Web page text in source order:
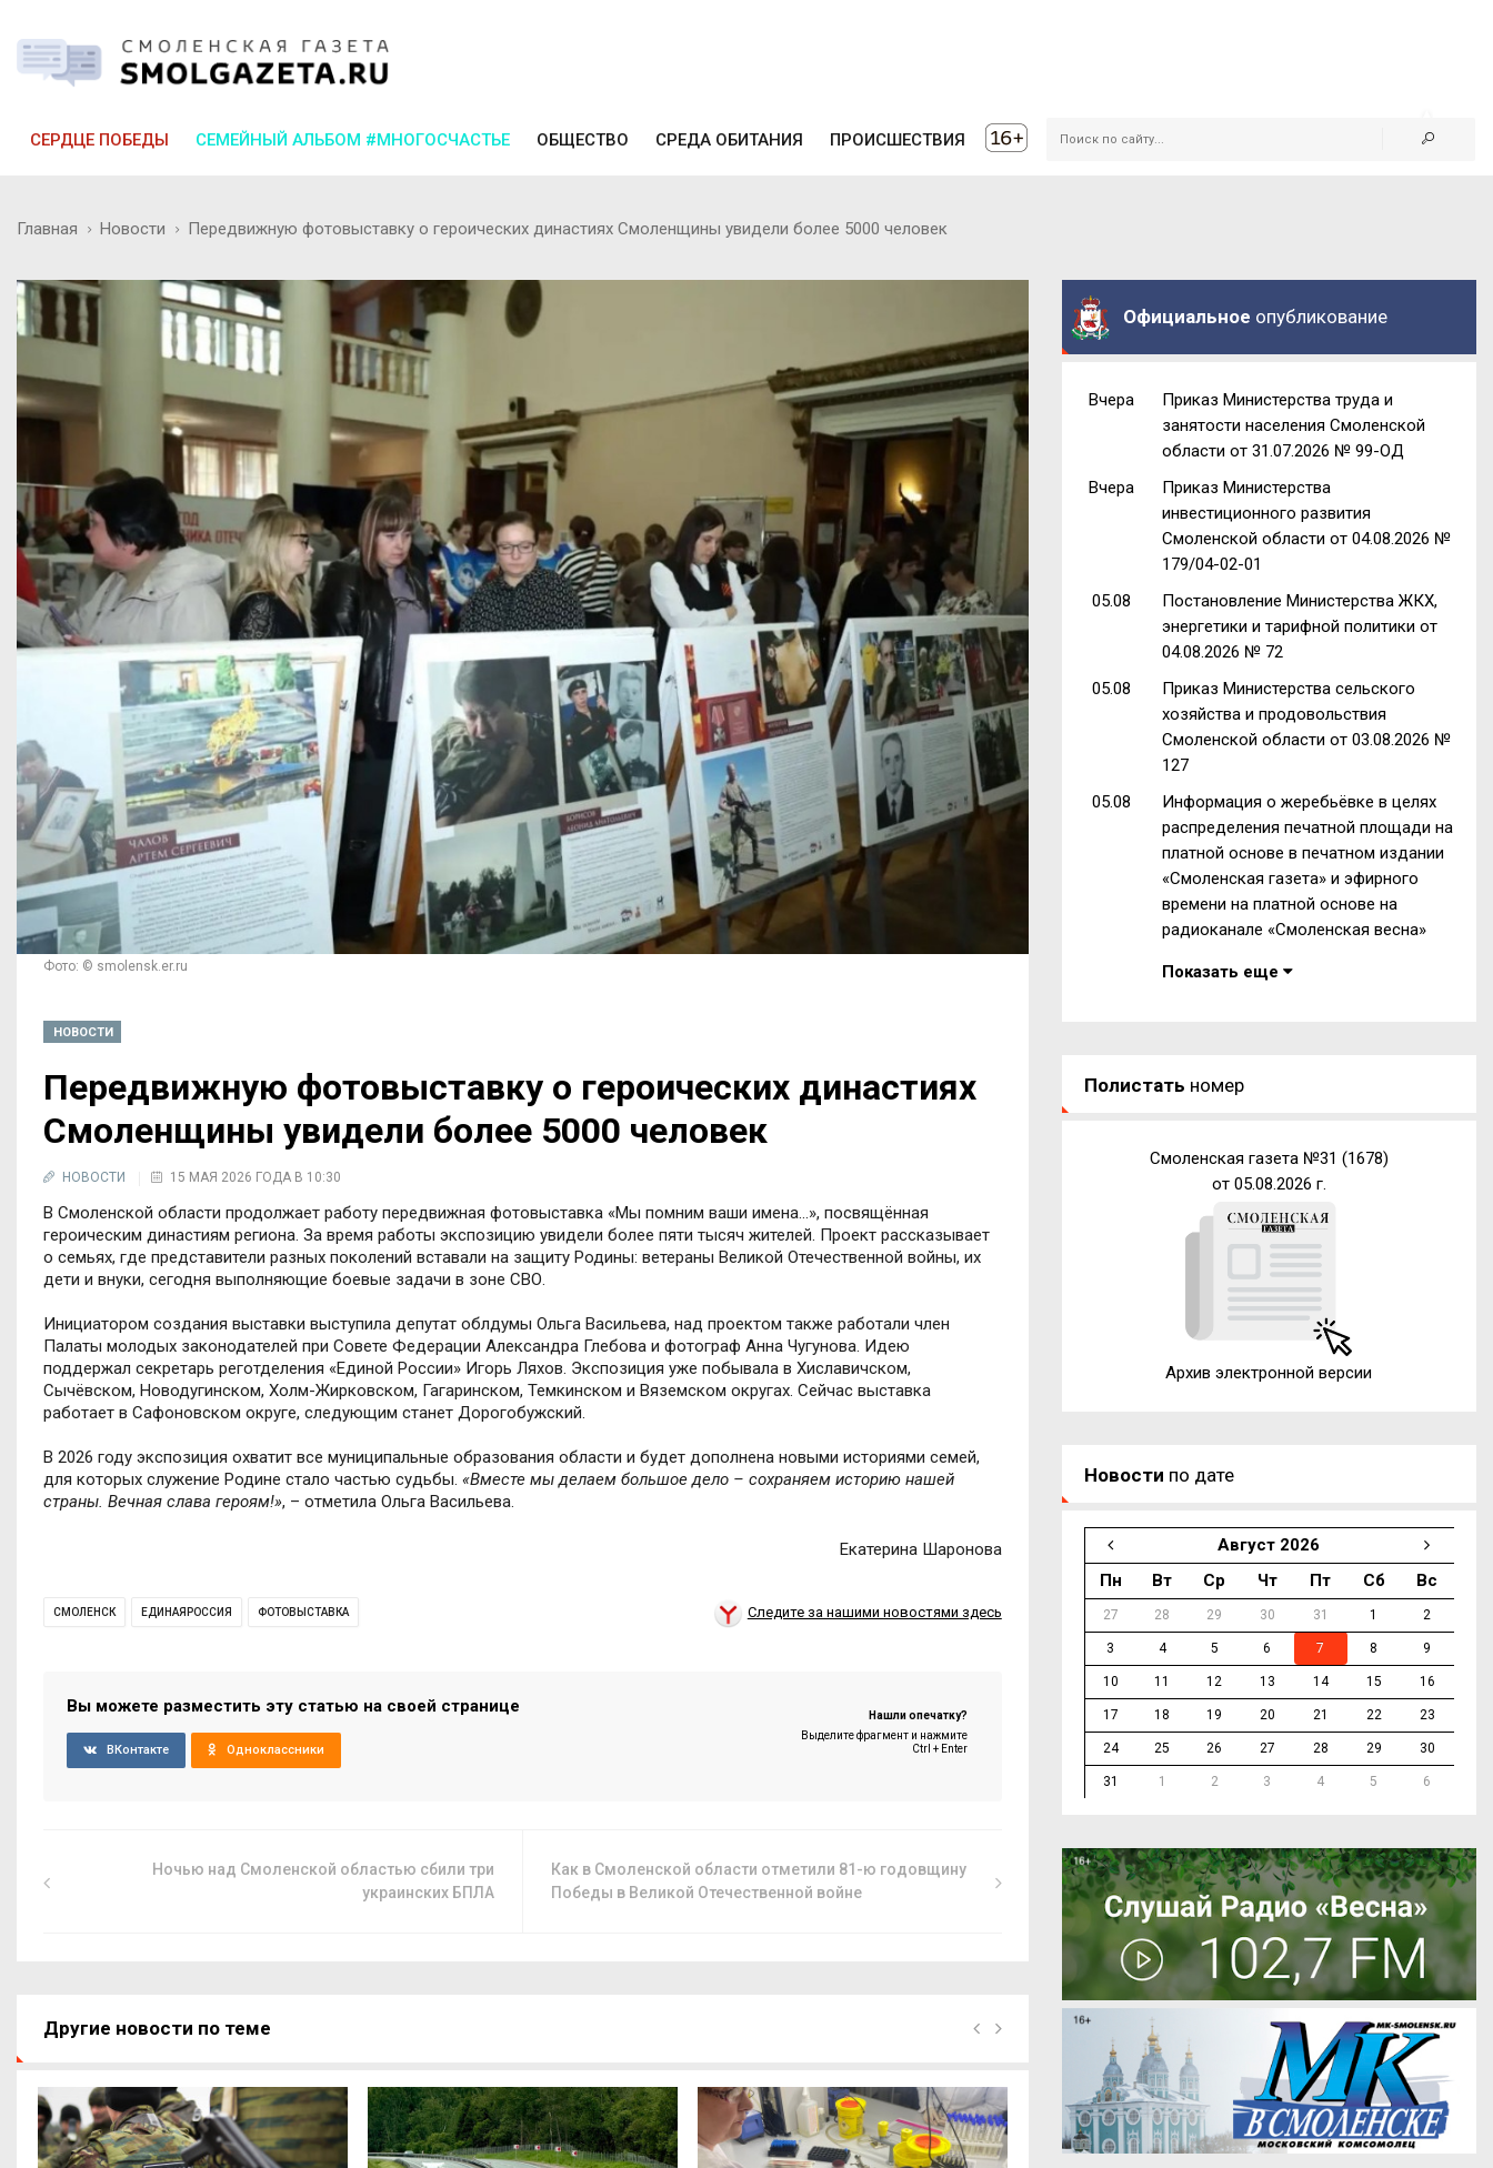
СЕРДЦЕ ПОБЕДЫ СЕМЕЙНЫЙ АЛЬБОМ #МНОГОСЧАСТЬЕ ОБЩЕСТВО СРЕДА ОБИТАНИЯ ПРОИСШЕСТВИЯ
Главная Новости Передвижную фотовыставку о героических династиях Смоленщины увидели более 5000 человек
Фото: © smolensk.er.ru
НОВОСТИ
Передвижную фотовыставку о героических династиях
Смоленщины увидели более 5000 человек
НОВОСТИ 15 МАЯ 2026 ГОДА В 10:30
В Смоленской области продолжает работу передвижная фотовыставка «Мы помним ваши имена…», посвящённая
героическим династиям региона. За время работы экспозицию увидели более пяти тысяч жителей. Проект рассказывает
о семьях, где представители разных поколений вставали на защиту Родины: ветераны Великой Отечественной войны, их
дети и внуки, сегодня выполняющие боевые задачи в зоне СВО.
Инициатором создания выставки выступила депутат облдумы Ольга Васильева, над проектом также работали член
Палаты молодых законодателей при Совете Федерации Александра Глебова и фотограф Анна Чугунова. Идею
поддержал секретарь реготделения «Единой России» Игорь Ляхов. Экспозиция уже побывала в Хиславичском,
Сычёвском, Новодугинском, Холм-Жирковском, Гагаринском, Темкинском и Вяземском округах. Сейчас выставка
работает в Сафоновском округе, следующим станет Дорогобужский.
В 2026 году экспозиция охватит все муниципальные образования области и будет дополнена новыми историями семей,
для которых служение Родине стало частью судьбы. «Вместе мы делаем большое дело – сохраняем историю нашей
страны. Вечная слава героям!», – отметила Ольга Васильева.
Екатерина Шаронова
СМОЛЕНСК ЕДИНАЯРОССИЯ ФОТОВЫСТАВКА Следите за нашими новостями здесь
Вы можете разместить эту статью на своей странице
ВКонтакте Одноклассники
Нашли опечатку?
Выделите фрагмент и нажмите
Ctrl + Enter
Ночью над Смоленской областью сбили три
украинских БПЛА
Как в Смоленской области отметили 81-ю годовщину
Победы в Великой Отечественной войне
Другие новости по теме
Официальное опубликование
Вчера
Приказ Министерства труда и
занятости населения Смоленской
области от 31.07.2026 № 99-ОД
Вчера
Приказ Министерства
инвестиционного развития
Смоленской области от 04.08.2026 №
179/04-02-01
05.08
Постановление Министерства ЖКХ,
энергетики и тарифной политики от
04.08.2026 № 72
05.08
Приказ Министерства сельского
хозяйства и продовольствия
Смоленской области от 03.08.2026 №
127
05.08
Информация о жеребьёвке в целях
распределения печатной площади на
платной основе в печатном издании
«Смоленская газета» и эфирного
времени на платной основе на
радиоканале «Смоленская весна»
Показать еще
Полистать номер
Смоленская газета №31 (1678)
от 05.08.2026 г.
Архив электронной версии
Новости по дате
Август 2026
Пн
Вт Ср Чт Пт Сб Вс
27 28 29 30 31 1 2
3 4 5 6 7 8 9
10 11 12 13 14 15 16
17 18 19 20 21 22 23
24 25 26 27 28 29 30
31 1 2 3 4 5 6